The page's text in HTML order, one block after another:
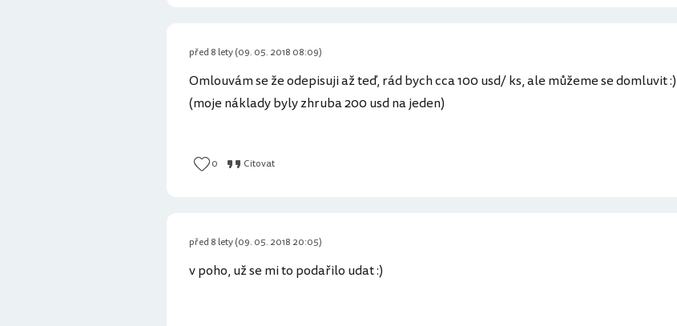
Omlouvám se že odepisuji až teď, rád bych cca 100 usd/ ks, ale můžeme se domluvit :)
(moje náklady byly zhruba 200 usd na jeden)
0 Citovat
před 8 lety (09. 05. 2018 08:09)
v poho, už se mi to podařilo udat :)
před 8 lety (09. 05. 2018 20:05)